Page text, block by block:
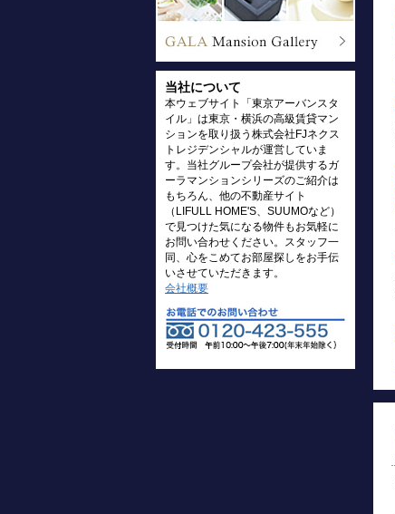
当社について
本ウェブサイト「東京アーバンスタ
イル」は東京・横浜の高級賃貸マン
ションを取り扱う株式会社FJネクス
トレジデンシャルが運営していま
す。当社グループ会社が提供するガ
ーラマンションシリーズのご紹介は
もちろん、他の不動産サイト
（LIFULL HOME'S、SUUMOなど）
で見つけた気になる物件もお気軽に
お問い合わせください。スタッフ一
同、心をこめてお部屋探しをお手伝
いさせていただきます。
会社概要